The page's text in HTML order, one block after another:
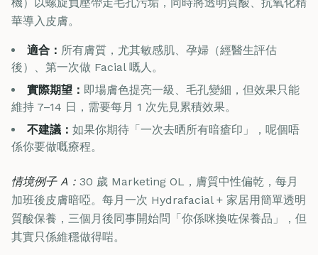
華導入皮膚。
適合： 所有膚質，尤其敏感肌、孕婦（經醫生評估
後）、第一次做 Facial 嘅人。
實際期望： 即場膚色提亮一級、毛孔變細，但效果只能
維持 7–14 日，需要每月 1 次先見累積效果。
不建議： 如果你期待「一次去晒所有暗瘡印」，呢個唔
係你要做嘅療程。
情境例子 A： 30 歲 Marketing OL，膚質中性偏乾，每月
加班後皮膚暗啞。每月一次 Hydrafacial + 家居用簡單透明
質酸保養，三個月後同事開始問「你係咪換咗保養品」，但
其實只係維穩做得啱。